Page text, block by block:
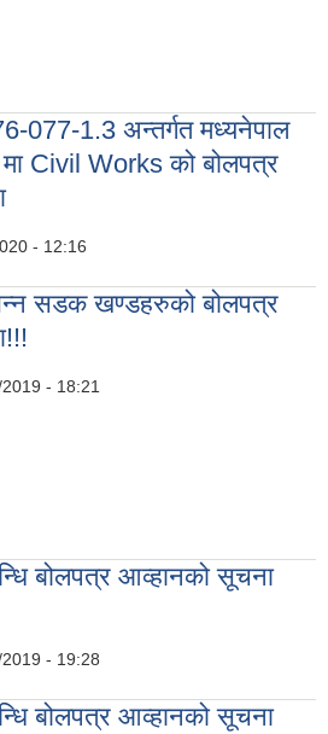
077-1.3 अन्तर्गत मध्यनेपाल
Civil Works को बोलपत्र
- 12:16
३ मा Civil Works को बोलपत्र स्वीकृत सम्बन्धी
सडक खण्डहरुको बोलपत्र
- 18:21
बोलपत्र आव्हानको सूचना
- 19:28
बोलपत्र आव्हानको सूचना